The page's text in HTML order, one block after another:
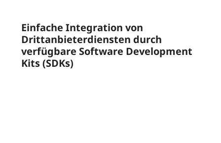
Einfache Integration von
Drittanbieterdiensten durch
verfügbare Software Development
Kits (SDKs)